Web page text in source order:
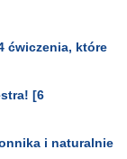
ćwiczenia, które
[6
i naturalnie